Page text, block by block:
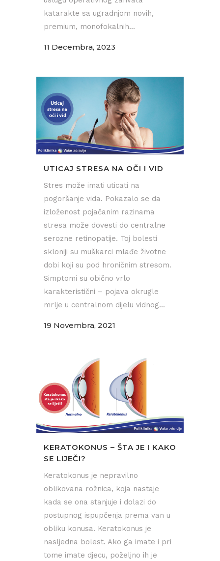
katarakte sa ugradnjom novih,
premium, monofokalnih...
11 Decembra, 2023
UTICAJ STRESA NA OČI I VID
Stres može imati uticati na
pogoršanje vida. Pokazalo se da
izloženost pojačanim razinama
stresa može dovesti do centralne
serozne retinopatije. Toj bolesti
skloniji su muškarci mlađe životne
dobi koji su pod hroničnim stresom.
Simptomi su obično vrlo
karakteristični – pojava okrugle
mrlje u centralnom dijelu vidnog...
19 Novembra, 2021
KERATOKONUS – ŠTA JE I KAKO
SE LIJEČI?
Keratokonus je nepravilno
oblikovana rožnica, koja nastaje
kada se ona stanjuje i dolazi do
postupnog ispupčenja prema van u
obliku konusa. Keratokonus je
nasljedna bolest. Ako ga imate i pri
tome imate djecu, poželjno ih je